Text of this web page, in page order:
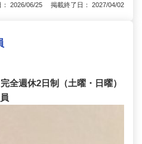
： 2026/06/25 掲載終了日： 2027/04/02
週休2日制（土曜・日曜）